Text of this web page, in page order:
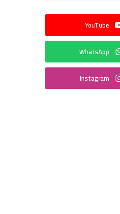
YouTube
WhatsApp
Instagram